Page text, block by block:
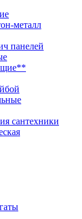
металл
панелей
сантехники